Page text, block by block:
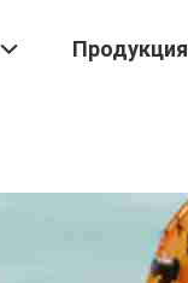
Продукция